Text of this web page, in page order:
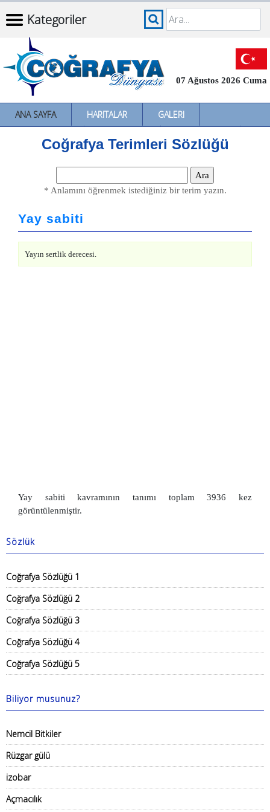
Kategoriler
07 Ağustos 2026 Cuma
ANA SAYFA HARITALAR
GALERI
İNCELEMELER
SÖZLÜKLER İL İL TÜRKIYE
Coğrafya Terimleri Sözlüğü
* Anlamını öğrenmek istediğiniz bir terim yazın.
Yay sabiti
Yayın sertlik derecesi.
Yay sabiti kavramının tanımı toplam 3936 kez
görüntülenmiştir.
Sözlük
Coğrafya Sözlüğü 1
Coğrafya Sözlüğü 2
Coğrafya Sözlüğü 3
Coğrafya Sözlüğü 4
Coğrafya Sözlüğü 5
Biliyor musunuz?
Nemcil Bitkiler
Rüzgar gülü
izobar
Açmacılık